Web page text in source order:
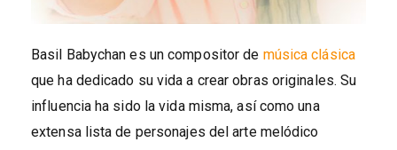
Basil Babychan es un compositor de música clásica
que ha dedicado su vida a crear obras originales. Su
influencia ha sido la vida misma, así como una
extensa lista de personajes del arte melódico